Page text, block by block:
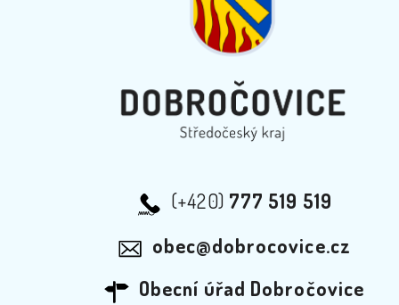
(+420) 777 519 519
obec@dobrocovice.cz
Obecní úřad Dobročovice